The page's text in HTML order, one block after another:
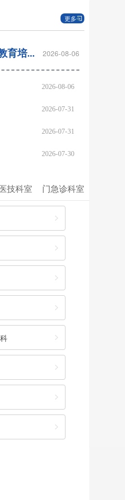
更多
2026-08-06
育培...
2026-08-06
2026-07-31
2026-07-31
2026-07-30
2026-07-28
医技科室 门急诊科室